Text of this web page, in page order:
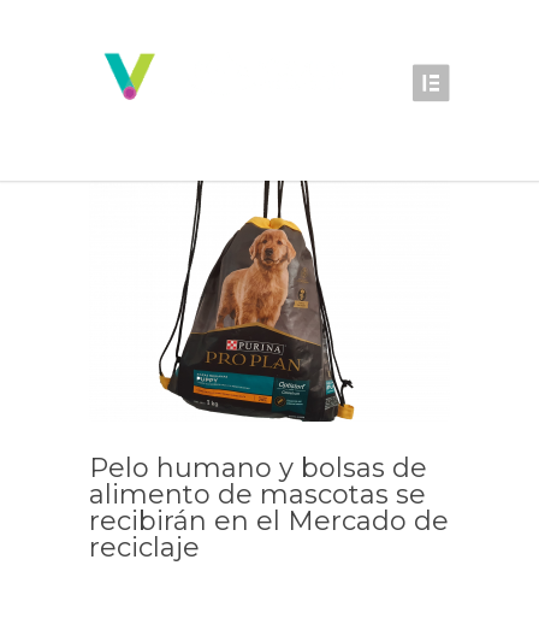
Pelo humano y bolsas de
alimento de mascotas se
recibirán en el Mercado de
reciclaje